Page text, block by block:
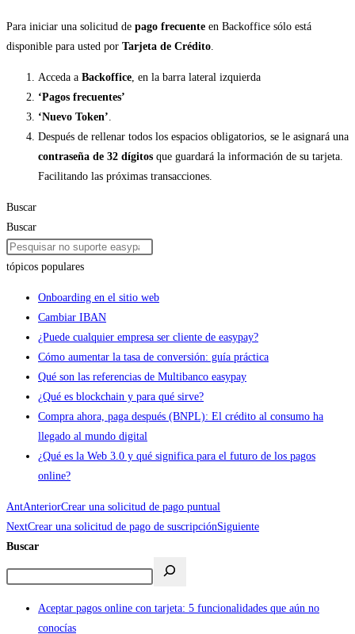
Para iniciar una solicitud de pago frecuente en Backoffice sólo está
disponible para usted por Tarjeta de Crédito.
Acceda a Backoffice, en la barra lateral izquierda
‘Pagos frecuentes’
‘Nuevo Token’.
Después de rellenar todos los espacios obligatorios, se le asignará una
contraseña de 32 dígitos que guardará la información de su tarjeta.
Facilitando las próximas transacciones.
Buscar
Buscar
tópicos populares
Onboarding en el sitio web
Cambiar IBAN
¿Puede cualquier empresa ser cliente de easypay?
Cómo aumentar la tasa de conversión: guía práctica
Qué son las referencias de Multibanco easypay
¿Qué es blockchain y para qué sirve?
Compra ahora, paga después (BNPL): El crédito al consumo ha
llegado al mundo digital
¿Qué es la Web 3.0 y qué significa para el futuro de los pagos
online?
AntAnteriorCrear una solicitud de pago puntual
NextCrear una solicitud de pago de suscripciónSiguiente
Buscar
Aceptar pagos online con tarjeta: 5 funcionalidades que aún no
conocías